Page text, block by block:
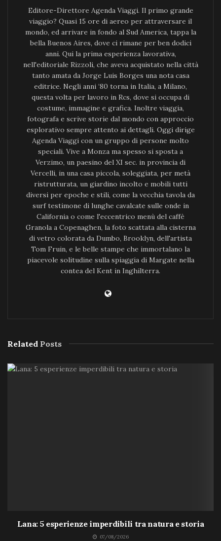
Editore-Direttore Agenda Viaggi. Il primo grande
viaggio? Quasi 15 ore di aereo per attraversare il
mondo, ed arrivare in fondo al Sud America, tappa la
bella Buenos Aires, dove ci rimane per ben dodici
anni. Qui la prima esperienza lavorativa,
nell'editoriale Rizzoli, che aveva acquistato nella città
tanto amata da Jorge Luis Borges una nota casa
editrice. Negli anni ‘80 torna in Italia, a Milano,
questa volta per lavoro in Rcs, dove si occupa di
costume, immagine e grafica. Inoltre viaggia,
fotografa e scrive storie dal mondo con approccio
esplorativo sempre attento ai dettagli. Oggi dirige
Agenda Viaggi con un gruppo di persone molto
speciali. Vive a Monza ma spesso si sposta a
Verzimo, un paesino del XI sec. in provincia di
Vercelli, in una casa piccola, soleggiata, per metà
ristrutturata, un giardino incolto e mobili tutti
diversi per epoche e stili, come la vecchia tavola da
surf testimone di lunghe cavalcate sulle onde in
California o come l'eccentrico menù del caffè
Granola a Copenaghen, la foto scattata alla cisterna
di vetro colorata da Dumbo, Brooklyn, dell'artista
Tom Fruin, e le belle stampe che immortalano la
piacevole solitudine sulla spiaggia di Margate nella
contea del Kent in Inghilterra.
Related Posts
Lana: 5 esperienze imperdibili tra natura e storia
07/08/2026